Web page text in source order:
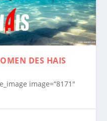
DES HAIS
image=“8171″